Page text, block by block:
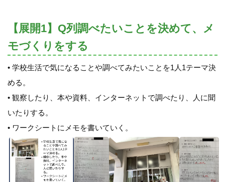
【展開1】Q列調べたいことを決めて、メ
モづくりをする
• 学校生活で気になることや調べてみたいことを1人1テーマ決
める。
• 観察したり、本や資料、インターネットで調べたり、人に聞
いたりする。
• ワークシートにメモを書いていく。